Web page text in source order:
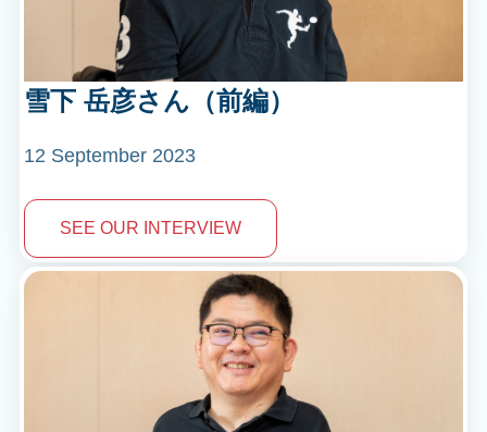
雪下 岳彦さん（前編）
12 September 2023
SEE OUR INTERVIEW